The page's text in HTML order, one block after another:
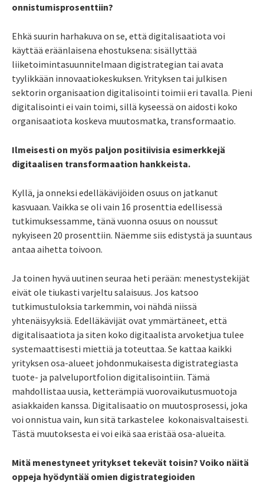
onnistumisprosenttiin?
Ehkä suurin harhakuva on se, että digitalisaatiota voi
käyttää eräänlaisena ehostuksena: sisällyttää
liiketoimintasuunnitelmaan digistrategian tai avata
tyylikkään innovaatiokeskuksen. Yrityksen tai julkisen
sektorin organisaation digitalisointi toimii eri tavalla. Pieni
digitalisointi ei vain toimi, sillä kyseessä on aidosti koko
organisaatiota koskeva muutosmatka, transformaatio.
Ilmeisesti on myös paljon positiivisia esimerkkejä
digitaalisen transformaation hankkeista.
Kyllä, ja onneksi edelläkävijöiden osuus on jatkanut
kasvuaan. Vaikka se oli vain 16 prosenttia edellisessä
tutkimuksessamme, tänä vuonna osuus on noussut
nykyiseen 20 prosenttiin. Näemme siis edistystä ja suuntaus
antaa aihetta toivoon.
Ja toinen hyvä uutinen seuraa heti perään: menestystekijät
eivät ole tiukasti varjeltu salaisuus. Jos katsoo
tutkimustuloksia tarkemmin, voi nähdä niissä
yhtenäisyyksiä. Edelläkävijät ovat ymmärtäneet, että
digitalisaatiota ja siten koko digitaalista arvoketjua tulee
systemaattisesti miettiä ja toteuttaa. Se kattaa kaikki
yrityksen osa-alueet johdonmukaisesta digistrategiasta
tuote- ja palveluportfolion digitalisointiin. Tämä
mahdollistaa uusia, ketterämpiä vuorovaikutusmuotoja
asiakkaiden kanssa. Digitalisaatio on muutosprosessi, joka
voi onnistua vain, kun sitä tarkastelee kokonaisvaltaisesti.
Tästä muutoksesta ei voi eikä saa eristää osa-alueita.
Mitä menestyneet yritykset tekevät toisin? Voiko näitä
oppeja hyödyntää omien digistrategioiden